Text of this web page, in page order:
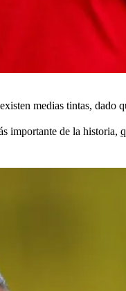
medias tintas, dado
importante de la historia,